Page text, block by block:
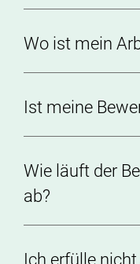
Wo ist mein
Ist meine
Wie läuft der
ab?
Ich erfülle